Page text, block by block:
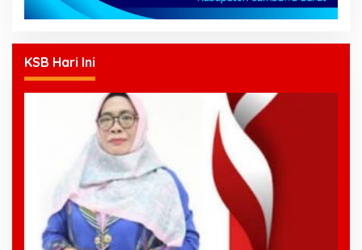
KSB Hari Ini